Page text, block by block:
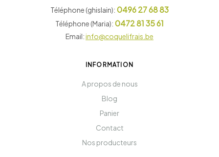
Téléphone (ghislain): 0496 27 68 83
Téléphone (Maria): 0472 81 35 61
Email:info@coquelifrais.be
INFORMATION
A propos de nous
Blog
Panier
Contact
Nos producteurs